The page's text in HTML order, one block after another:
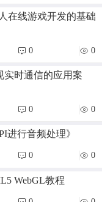
在线游戏开发的基础
0 0
实时通信的应用案
0 0
进行音频处理》
0 0
WebGL教程